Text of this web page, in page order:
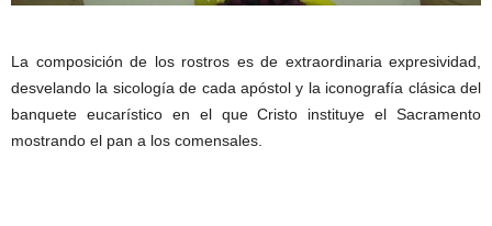
La composición de los rostros es de extraordinaria expresividad,
desvelando la sicología de cada apóstol y la iconografía clásica del
banquete eucarístico en el que Cristo instituye el Sacramento
mostrando el pan a los comensales.